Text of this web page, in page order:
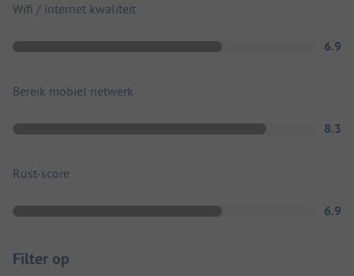
Wifi / internet kwaliteit
6.9
Bereik mobiel netwerk
8.3
Rust-score
6.9
Filter op